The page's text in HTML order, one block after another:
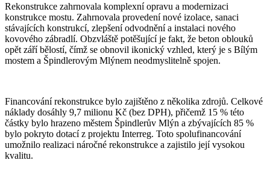
Rekonstrukce zahrnovala komplexní opravu a modernizaci
konstrukce mostu. Zahrnovala provedení nové izolace, sanaci
stávajících konstrukcí, zlepšení odvodnění a instalaci nového
kovového zábradlí. Obzvláště potěšující je fakt, že beton oblouků
opět září bělostí, čímž se obnovil ikonický vzhled, který je s Bílým
mostem a Špindlerovým Mlýnem neodmyslitelně spojen.
Financování rekonstrukce bylo zajištěno z několika zdrojů. Celkové
náklady dosáhly 9,7 milionu Kč (bez DPH), přičemž 15 % této
částky bylo hrazeno městem Špindlerův Mlýn a zbývajících 85 %
bylo pokryto dotací z projektu Interreg. Toto spolufinancování
umožnilo realizaci náročné rekonstrukce a zajistilo její vysokou
kvalitu.